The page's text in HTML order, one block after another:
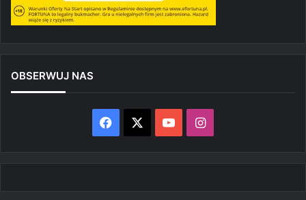
OBSERWUJ NAS
Facebook YouTubeInstagram